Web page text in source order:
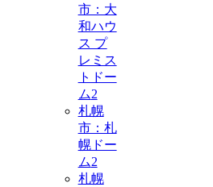
市：大
和ハウ
ス プ
レミス
トドー
ム2
札幌
市：札
幌ドー
ム2
札幌